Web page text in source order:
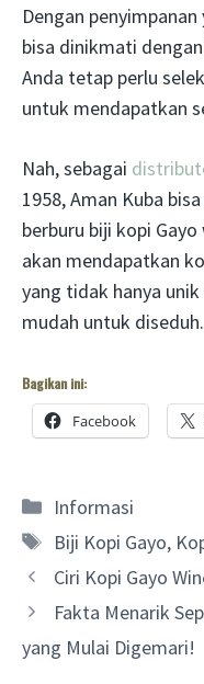
Dengan
bisa dinikmati
Anda tetap perlu
untuk mendapatkan
Nah, sebagai
1958, Aman Kuba
berburu biji kopi
akan mendapatkan
yang tidak hanya
mudah untuk
Bagikan ini:
Facebook
Categories
Informasi
Tags
Biji Kopi Gayo,
Ciri Kopi Gayo
Fakta Menarik
yang Mulai Digemari!